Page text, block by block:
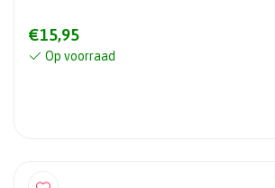
€15,95
Op voorraad